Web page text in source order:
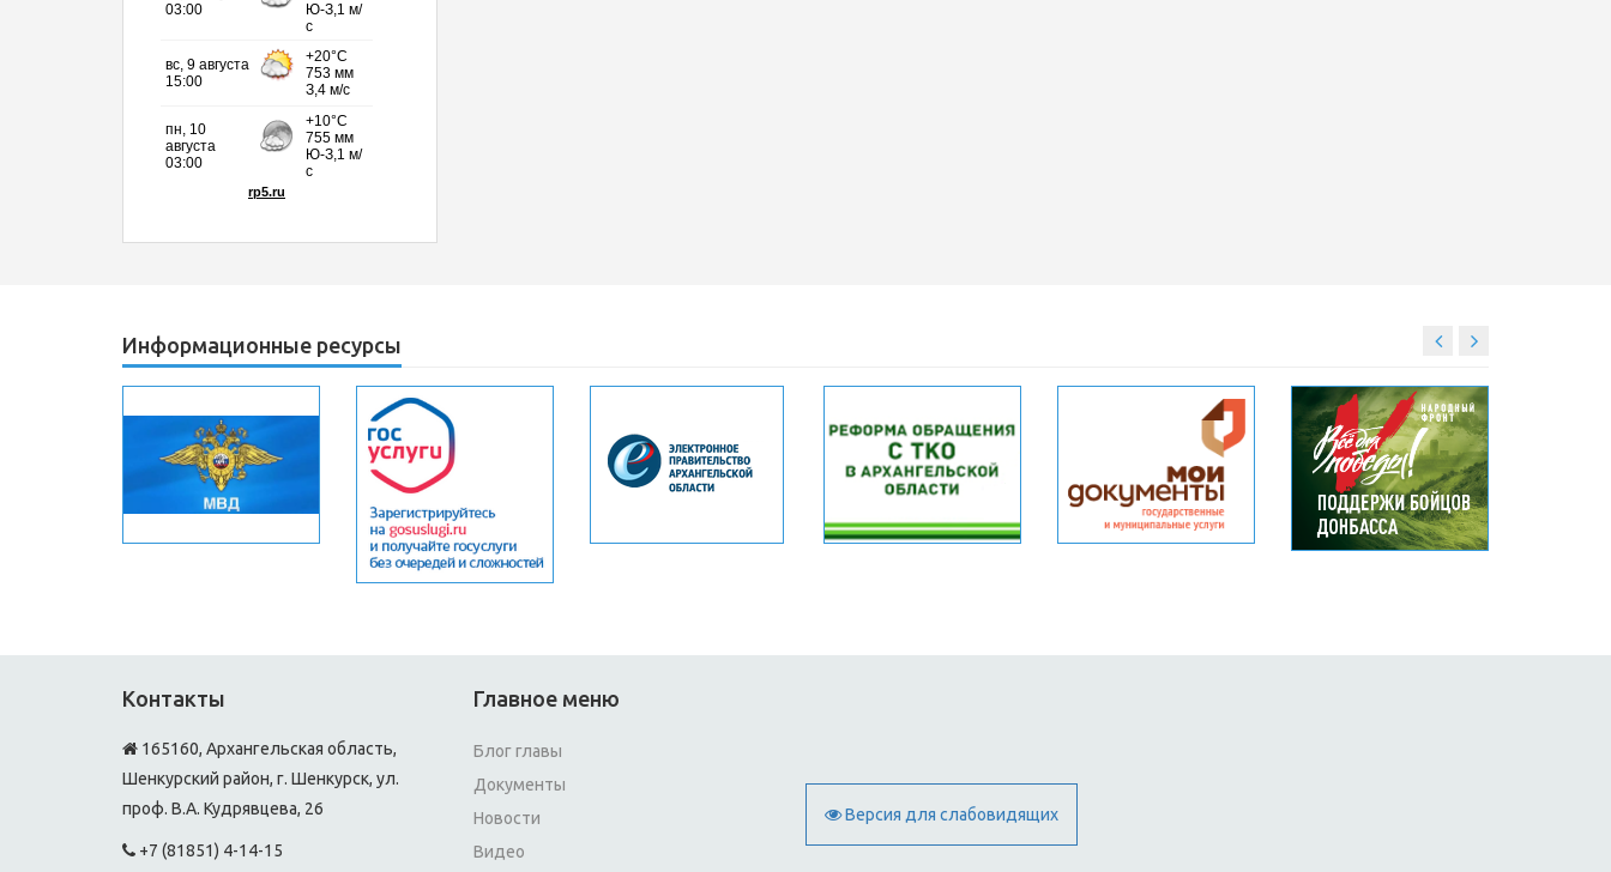
Информационные ресурсы
Контакты
165160, Архангельская область,
Шенкурский район, г. Шенкурск, ул.
проф. В.А. Кудрявцева, 26
+7 (81851) 4-14-15
Главное меню
Блог главы
Документы
Новости
Видео
Версия для слабовидящих